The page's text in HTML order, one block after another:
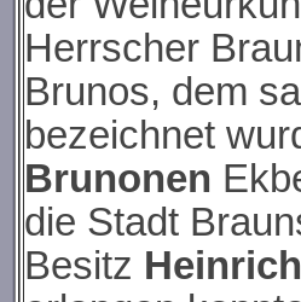
Herrscher
Brunos, dem
bezeichnet
Brunonen
die Stadt
Besitz